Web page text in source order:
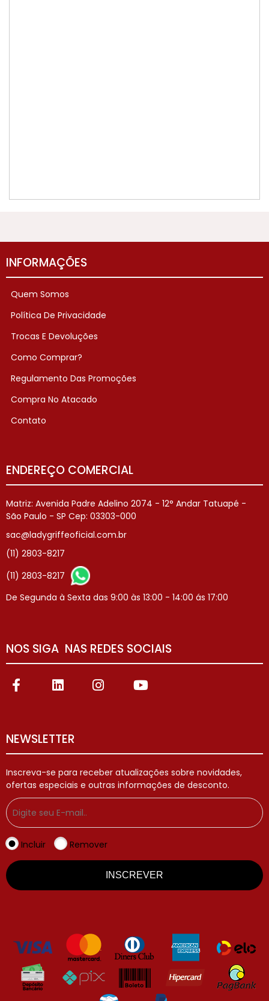
INFORMAÇÕES
Quem Somos
Política De Privacidade
Trocas E Devoluções
Como Comprar?
Regulamento Das Promoções
Compra No Atacado
Contato
ENDEREÇO COMERCIAL
Matriz: Avenida Padre Adelino 2074 - 12° Andar Tatuapé -
São Paulo - SP Cep: 03303-000
sac@ladygriffeoficial.com.br
(11) 2803-8217
(11) 2803-8217
De Segunda à Sexta das 9:00 às 13:00 - 14:00 ás 17:00
NOS SIGA NAS REDES SOCIAIS
NEWSLETTER
Inscreva-se para receber atualizações sobre novidades,
ofertas especiais e outras informações de desconto.
Incluir Remover
INSCREVER